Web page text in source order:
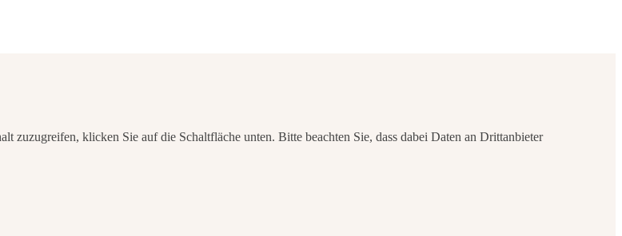
zuzugreifen, klicken Sie auf die Schaltfläche unten. Bitte beachten Sie, dass dabei Daten an Drittanbieter